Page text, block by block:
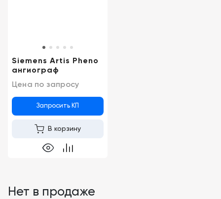
Siemens Artis Pheno
ангиограф
Цена по запросу
Запросить КП
В корзину
Нет в продаже